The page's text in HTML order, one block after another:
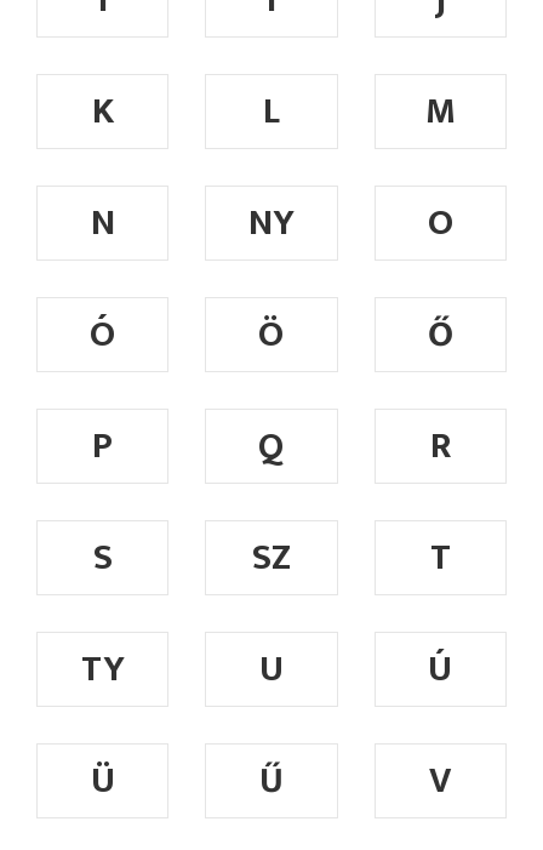
K
L
M
N
NY
O
Ó
Ö
Ő
P
Q
R
S
SZ
T
TY
U
Ú
Ü
Ű
V